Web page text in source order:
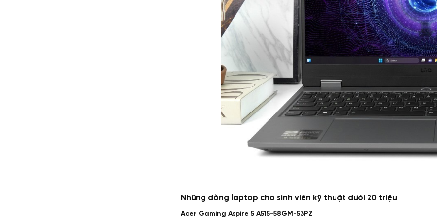
Những dòng laptop cho sinh viên kỹ thuật dưới 20 triệu
Acer Gaming Aspire 5 A515-58GM-53PZ